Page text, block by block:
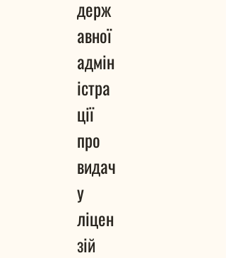
держ
авної
адмін
істра
ції
про
видач
у
ліцен
зій